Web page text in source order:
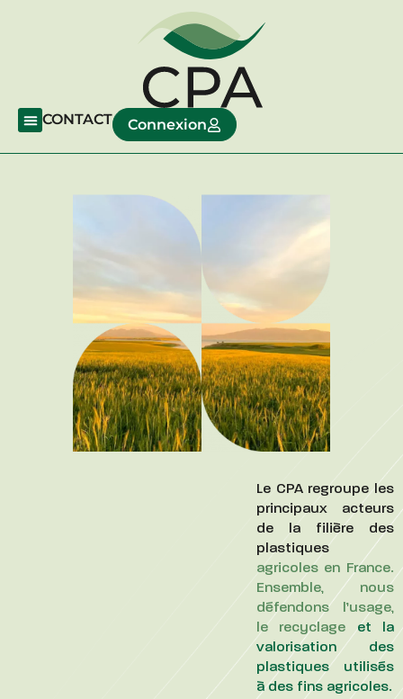
CONTACT Connexion
Le CPA regroupe les
principaux acteurs
de la filière des
plastiques
agricoles en France.
Ensemble, nous
défendons l’usage,
le recyclage
et la
valorisation des
plastiques utilisés
à des fins agricoles.